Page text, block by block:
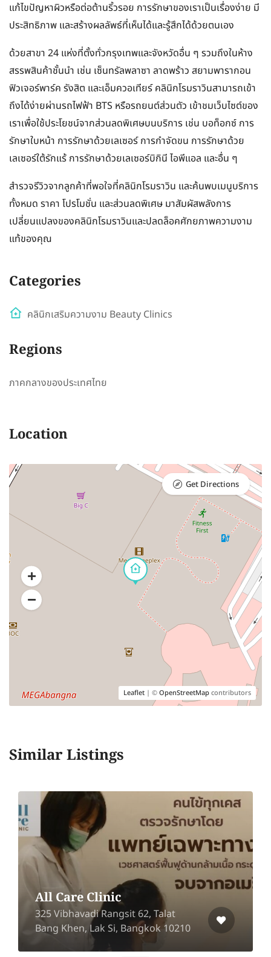
แก้ไขปัญหาผิวหรือต่อต้านริ้วรอย การรักษาของเราเป็นเรื่องง่าย มี
ประสิทธิภาพ และสร้างผลลัพธ์ที่เห็นได้และรู้สึกได้ด้วยตนเอง
ด้วยสาขา 24 แห่งที่ตั้งทั่วกรุงเทพและจังหวัดอื่น ๆ รวมถึงในห้าง
สรรพสินค้าชั้นนำ เช่น เซ็นทรัลพลาซา ลาดพร้าว สยามพารากอน
ฟิวเจอร์พาร์ค รังสิต และเอ็มควอเทียร์ คลินิกโรมราวินสามารถเข้า
ถึงได้ง่ายผ่านรถไฟฟ้า BTS หรือรถยนต์ส่วนตัว เข้าชมเว็บไซต์ของ
เราเพื่อใช้ประโยชน์จากส่วนลดพิเศษบนบริการ เช่น บอท็อกซ์ การ
รักษาใบหน้า การรักษาด้วยเลเซอร์ การกำจัดขน การรักษาด้วย
เลเซอร์ใต้รักแร้ การรักษาด้วยเลเซอร์บิกินี ไอพีแอล และอื่น ๆ
สำรวจรีวิวจากลูกค้าที่พอใจที่คลินิกโรมราวิน และค้นพบเมนูบริการ
ทั้งหมด ราคา โปรโมชั่น และส่วนลดพิเศษ มาสัมผัสพลังการ
เปลี่ยนแปลงของคลินิกโรมราวินและปลดล็อคศักยภาพความงาม
แท้ของคุณ
Categories
คลินิกเสริมความงาม Beauty Clinics
Regions
ภาคกลางของประเทศไทย
Location
Leaflet | ©OpenStreetMapcontributors
Get Directions
Similar Listings
Shewana Clinic
The Jazz Ram Inthara, A215, 2nd
Floor, Ladplakhao Anusawari Road,
Bang Khen, Bangkok 10220